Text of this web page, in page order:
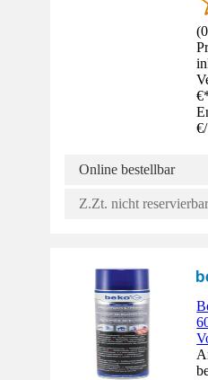
(0
€
€/
Online bestellbar
Z.Zt. nicht reservierbar